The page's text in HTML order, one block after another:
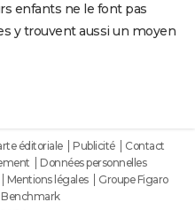
enfants ne le font pas
y trouvent aussi un moyen
éditoriale Publicité
Contact
Données personnelles
Mentions légales
Groupe Figaro